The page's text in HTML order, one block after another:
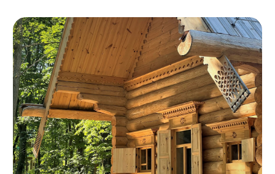
Приходите к нам
и посмотрите на Дом
Салтыковой вживую
Атмосфера